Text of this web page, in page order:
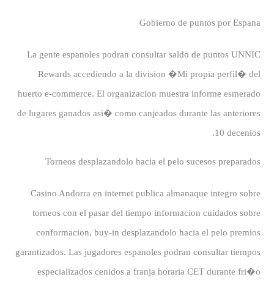
Gobierno de puntos por Espana
La gente espanoles podran consultar saldo de puntos UNNIC
Rewards accediendo a la division �Mi propia perfil� del
huerto e-commerce. El organizacion muestra informe esmerado
de lugares ganados asi� como canjeados durante las anteriores
10 decenios.
Torneos desplazandolo hacia el pelo sucesos preparados
Casino Andorra en internet publica almanaque integro sobre
torneos con el pasar del tiempo informacion cuidados sobre
conformacion, buy-in desplazandolo hacia el pelo premios
garantizados. Las jugadores espanoles podran consultar tiempos
especializados cenidos a franja horaria CET durante fri�o